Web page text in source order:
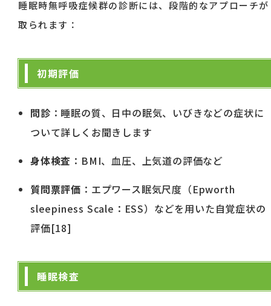
睡眠時無呼吸症候群の診断には、段階的なアプローチが
取られます：
初期評価
問診 ：睡眠の質、日中の眠気、いびきなどの症状に
ついて詳しくお聞きします
身体検査 ：BMI、血圧、上気道の評価など
質問票評価 ：エプワース眠気尺度（Epworth
sleepiness Scale：ESS）などを用いた自覚症状の
評価[18]
睡眠検査